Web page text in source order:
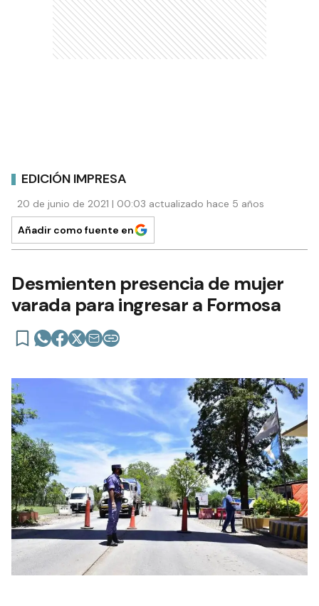
EDICIÓN IMPRESA
20 de junio de 2021 | 00:03 actualizado hace 5 años
Añadir como fuente en
Desmienten presencia de mujer
varada para ingresar a Formosa